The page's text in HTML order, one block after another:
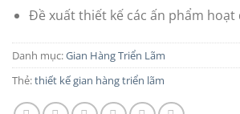
Đề xuất thiết kế các ấn phẩm
Danh mục:Gian Hàng Triển Lãm
Thẻ:thiết kế gian hàng triển lãm